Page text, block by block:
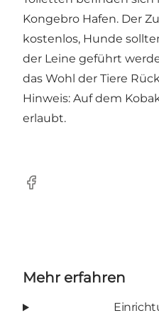
Kongebro Hafen. Der
kostenlos, Hunde
der Leine geführt
das Wohl der Tiere
Hinweis: Auf dem
erlaubt.
Facebook
Mehr erfahren